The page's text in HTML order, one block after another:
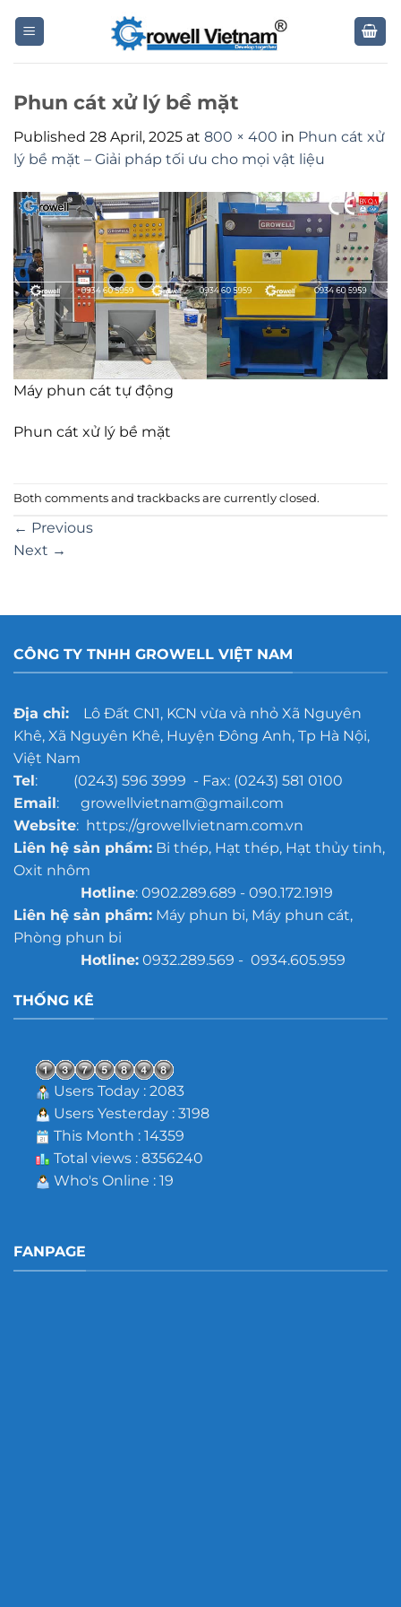
Phun cát xử lý bề mặt
Published 28 April, 2025 at 800 × 400 in Phun cát xử
lý bề mặt – Giải pháp tối ưu cho mọi vật liệu
Máy phun cát tự động
Phun cát xử lý bề mặt
Both comments and trackbacks are currently closed.
← Previous
Next →
CÔNG TY TNHH GROWELL VIỆT NAM
Địa chỉ:Lô Đất CN1, KCN vừa và nhỏ Xã Nguyên
Khê, Xã Nguyên Khê, Huyện Đông Anh, Tp Hà Nội,
Việt Nam
Tel: (0243) 596 3999 - Fax: (0243) 581 0100
Email: growellvietnam@gmail.com
Website: https://growellvietnam.com.vn
Liên hệ sản phẩm:Bi thép, Hạt thép, Hạt thủy tinh,
Oxit nhôm
Hotline: 0902.289.689 - 090.172.1919
Liên hệ sản phẩm:Máy phun bi, Máy phun cát,
Phòng phun bi
Hotline:0932.289.569 - 0934.605.959
THỐNG KÊ
Users Today : 2083
Users Yesterday : 3198
This Month : 14359
Total views : 8356240
Who's Online : 19
FANPAGE